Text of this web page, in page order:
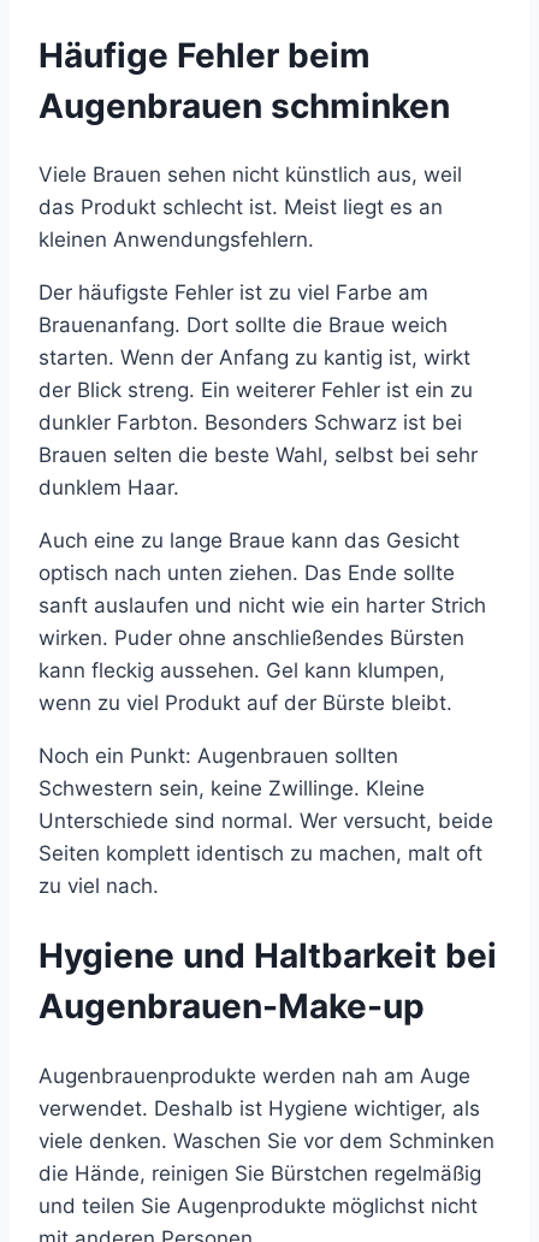
Häufige Fehler beim
Augenbrauen schminken
Viele Brauen sehen nicht künstlich aus, weil
das Produkt schlecht ist. Meist liegt es an
kleinen Anwendungsfehlern.
Der häufigste Fehler ist zu viel Farbe am
Brauenanfang. Dort sollte die Braue weich
starten. Wenn der Anfang zu kantig ist, wirkt
der Blick streng. Ein weiterer Fehler ist ein zu
dunkler Farbton. Besonders Schwarz ist bei
Brauen selten die beste Wahl, selbst bei sehr
dunklem Haar.
Auch eine zu lange Braue kann das Gesicht
optisch nach unten ziehen. Das Ende sollte
sanft auslaufen und nicht wie ein harter Strich
wirken. Puder ohne anschließendes Bürsten
kann fleckig aussehen. Gel kann klumpen,
wenn zu viel Produkt auf der Bürste bleibt.
Noch ein Punkt: Augenbrauen sollten
Schwestern sein, keine Zwillinge. Kleine
Unterschiede sind normal. Wer versucht, beide
Seiten komplett identisch zu machen, malt oft
zu viel nach.
Hygiene und Haltbarkeit bei
Augenbrauen-Make-up
Augenbrauenprodukte werden nah am Auge
verwendet. Deshalb ist Hygiene wichtiger, als
viele denken. Waschen Sie vor dem Schminken
die Hände, reinigen Sie Bürstchen regelmäßig
und teilen Sie Augenprodukte möglichst nicht